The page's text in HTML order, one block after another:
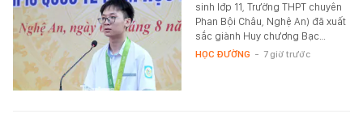
sinh lớp 11, Trường THPT chuyên
Phan Bội Châu, Nghệ An) đã xuất
sắc giành Huy chương Bạc…
HỌC ĐƯỜNG - 7 giờ trước